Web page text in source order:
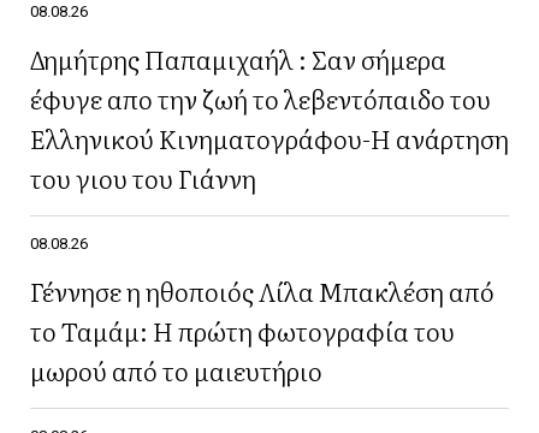
08.08.26
Δημήτρης Παπαμιχαήλ : Σαν σήμερα
έφυγε απο την ζωή το λεβεντόπαιδο του
Ελληνικού Κινηματογράφου-Η ανάρτηση
του γιου του Γιάννη
08.08.26
Γέννησε η ηθοποιός Λίλα Μπακλέση από
το Ταμάμ: Η πρώτη φωτογραφία του
μωρού από το μαιευτήριο